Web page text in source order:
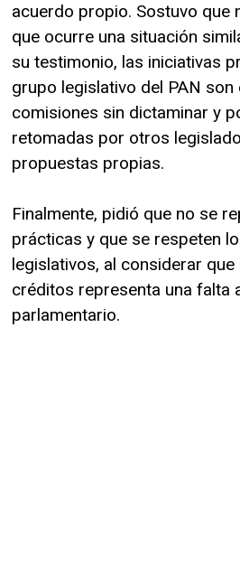
acuerdo propio. Sostuvo que
que ocurre una situación
su testimonio, las iniciativas
grupo legislativo del PAN son
comisiones sin dictaminar y
retomadas por otros
propuestas propias.
Finalmente, pidió que no se
prácticas y que se respeten
legislativos, al considerar
créditos representa una falta
parlamentario.